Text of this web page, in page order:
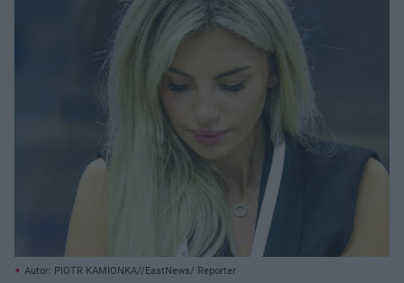
Autor: PIOTR KAMIONKA//EastNews/ Reporter